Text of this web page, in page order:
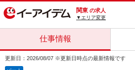
関東 の求人
▼エリア変更
仕事情報
更新日：2026/08/07 ※更新日時点の最新情報です